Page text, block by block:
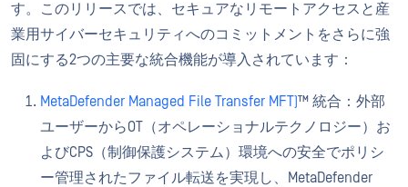
す。このリリースでは、セキュアなリモートアクセスと産
業用サイバーセキュリティへのコミットメントをさらに強
固にする2つの主要な統合機能が導入されています：
MetaDefender Managed File Transfer MFT)™ 統合：外部
ユーザーからOT（オペレーショナルテクノロジー）お
よびCPS（制御保護システム）環境への安全でポリシ
ー管理されたファイル転送を実現し、MetaDefender